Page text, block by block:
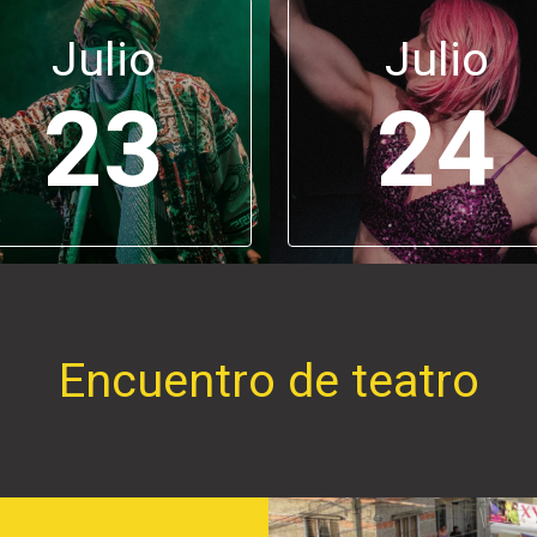
Julio
23
Julio
24
Encuentro de teatro